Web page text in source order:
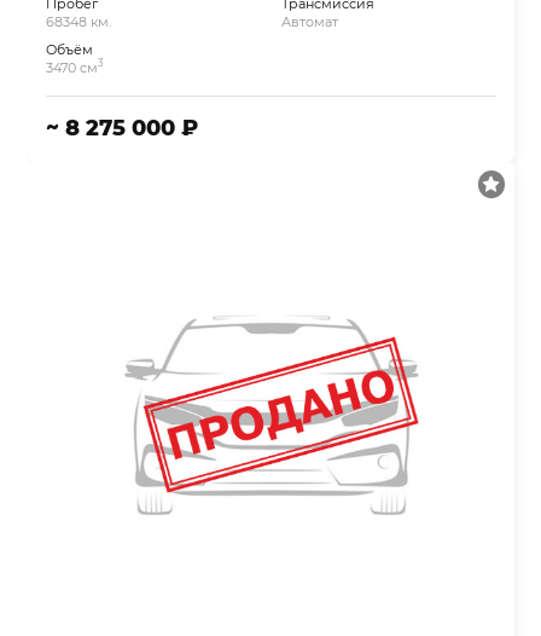
Пробег
68348 км.
Объём
3470 см3
Трансмиссия
Автомат
~ 8 275 000 ₽